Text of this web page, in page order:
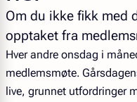
Om du ikke fikk med
opptaket fra
Hver andre onsdag i
medlemsmøte.
live, grunnet utfordringer